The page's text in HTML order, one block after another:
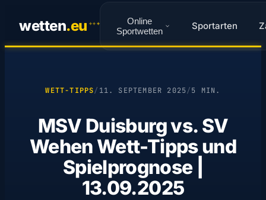
wetten.eu ✦✦ ✦
Online
Sportwetten
Sportarten
WETT-TIPPS/ 11. SEPTEMBER 2025/5 MIN.
MSV Duisburg vs. SV
Wehen Wett-Tipps und
Spielprognose |
13.09.2025